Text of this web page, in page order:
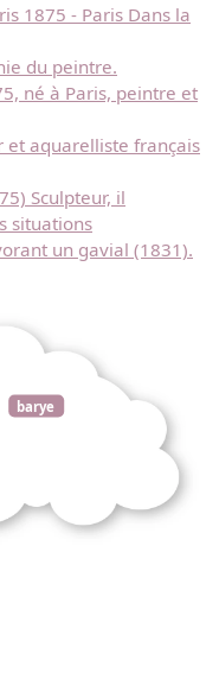
1875 - Paris Dans la
du peintre.
né à Paris, peintre et
et aquarelliste français
Sculpteur, il
situations
un gavial (1831).
barye